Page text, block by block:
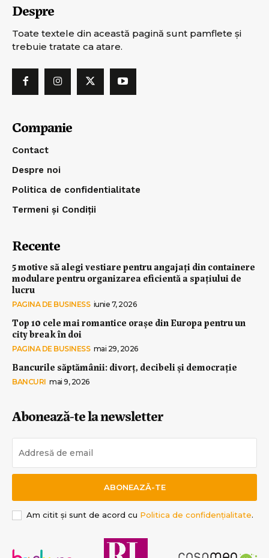
Despre
Toate textele din această pagină sunt pamflete şi
trebuie tratate ca atare.
Companie
Contact
Despre noi
Politica de confidentialitate
Termeni și Condiții
Recente
5 motive să alegi vestiare pentru angajați din containere
modulare pentru organizarea eficientă a spațiului de
lucru
PAGINA DE BUSINESS iunie 7, 2026
Top 10 cele mai romantice orașe din Europa pentru un
city break în doi
PAGINA DE BUSINESS mai 29, 2026
Bancurile săptămânii: divorț, decibeli și democrație
BANCURI mai 9, 2026
Abonează-te la newsletter
ABONEAZĂ-TE
Am citit și sunt de acord cu Politica de confidențialitate.